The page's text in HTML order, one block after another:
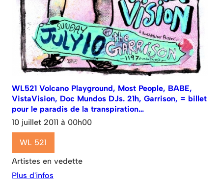
WL521 Volcano Playground, Most People, BABE,
VistaVision, Doc Mundos DJs. 21h, Garrison, = billet
pour le paradis de la transpiration…
10 juillet 2011 à 00h00
WL 521
Artistes en vedette
Plus d'infos